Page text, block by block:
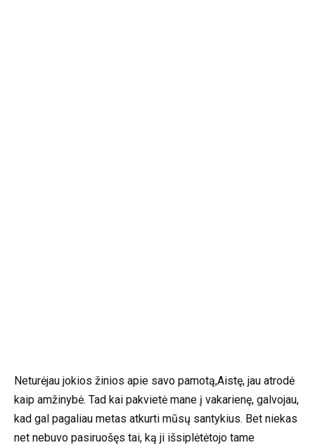
Neturėjau jokios žinios apie savo pamotą,Aistę, jau atrodė
kaip amžinybė. Tad kai pakvietė mane į vakarienę, galvojau,
kad gal pagaliau metas atkurti mūsų santykius. Bet niekas
net nebuvo pasiruošęs tai, ką ji išsiplėtėtojo tame